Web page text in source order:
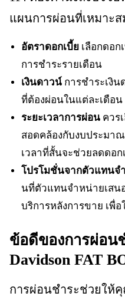
แผนการผ่อนที่เหมาะ
อัตราดอกเบี้ย เลือกดอก
การชำระรายเดือน
เงินดาวน์ การชำระเงิ
ที่ต้องผ่อนในแต่ละเดือน
ระยะเวลาการผ่อน ควร
สอดคล้องกับงบประมา
เวลาที่สั้นจะช่วยลดดอก
โปรโมชั่นจากตัวแทนจ
นที่ตัวแทนจำหน่ายเสน
บริการหลังการขาย เพื่
ข้อดีของการผ่อน
Davidson FAT
การผ่อนชำระช่วยให้